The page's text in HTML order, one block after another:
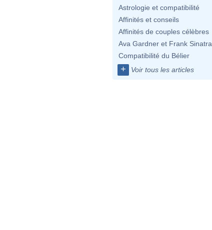
Astrologie et compatibilité
Affinités et conseils
Affinités de couples célèbres
Ava Gardner et Frank Sinatra
Compatibilité du Bélier
+ Voir tous les articles